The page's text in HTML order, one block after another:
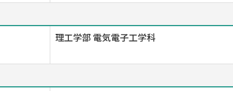
理工学部 電気電子工学科